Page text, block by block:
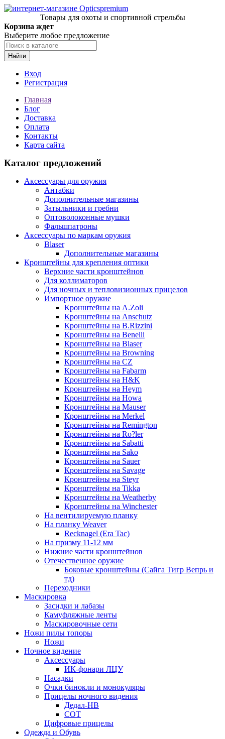
Товары для охоты и спортивной стрельбы
Корзина ждет
Выберите любое предложение
Найти
Вход
Регистрация
Главная
Блог
Доставка
Оплата
Контакты
Карта сайта
Каталог предложений
Аксессуары для оружия
Антабки
Дополнительные магазины
Затыльники и гребни
Оптоволоконные мушки
Фальшпатроны
Аксессуары по маркам оружия
Blaser
Дополнительные магазины
Кронштейны для крепления оптики
Верхние части кронштейнов
Для коллиматоров
Для ночных и тепловизионных прицелов
Импортное оружие
Кронштейны на A.Zoli
Кронштейны на Anschutz
Кронштейны на B.Rizzini
Кронштейны на Benelli
Кронштейны на Blaser
Кронштейны на Browning
Кронштейны на CZ
Кронштейны на Fabarm
Кронштейны на H&K
Кронштейны на Heym
Кронштейны на Howa
Кронштейны на Mauser
Кронштейны на Merkel
Кронштейны на Remington
Кронштейны на Ro?ler
Кронштейны на Sabatti
Кронштейны на Sako
Кронштейны на Sauer
Кронштейны на Savage
Кронштейны на Steyr
Кронштейны на Tikka
Кронштейны на Weatherby
Кронштейны на Winchester
На вентилируемую планку
На планку Weaver
Recknagel (Era Tac)
На призму 11-12 мм
Нижние части кронштейнов
Отечественное оружие
Боковые кронштейны (Сайга Тигр Вепрь и
тд)
Переходники
Маскировка
Засидки и лабазы
Камуфляжные ленты
Маскировочные сети
Ножи пилы топоры
Ножи
Ночное видение
Аксессуары
ИК-фонари ЛЦУ
Насадки
Очки бинокли и монокуляры
Прицелы ночного видения
Дедал-НВ
СОТ
Цифровые прицелы
Одежда и Обувь